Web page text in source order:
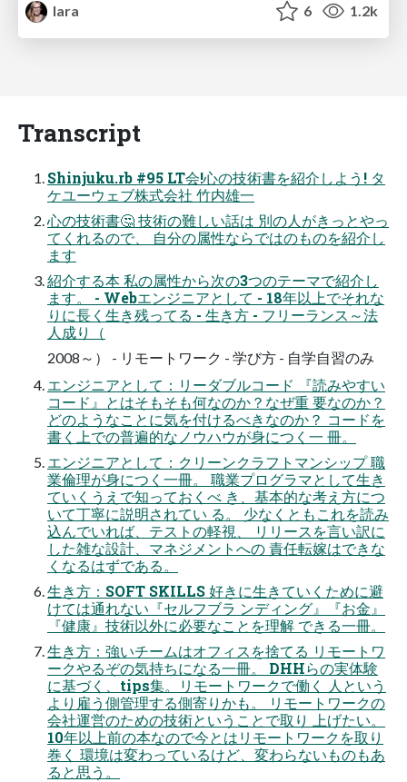
lara 6 1.2k
Transcript
Shinjuku.rb #95 LT会!心の技術書を紹介しよう! タ
ケユーウェブ株式会社 竹内雄一
心の技術書🤔 技術の難しい話は 別の人がきっとやっ
てくれるので、 自分の属性ならではのものを紹介し
ます
紹介する本 私の属性から次の3つのテーマで紹介し
ます。 - Webエンジニアとして - 18年以上でそれな
りに長く生き残ってる - 生き方 - フリーランス～法
人成り（
2008～） - リモートワーク - 学び方 - 自学自習のみ
エンジニアとして：リーダブルコード 『読みやすい
コード』とはそもそも何なのか？なぜ重 要なのか？
どのようなことに気を付けるべきなのか？ コードを
書く上での普遍的なノウハウが身につく一 冊。
エンジニアとして：クリーンクラフトマンシップ 職
業倫理が身につく一冊。 職業プログラマとして生き
ていくうえで知っておくべ き、基本的な考え方につ
いて丁寧に説明されてい る。 少なくともこれを読み
込んでいれば、テストの軽視、 リリースを言い訳に
した雑な設計、マネジメントへの 責任転嫁はできな
くなるはずである。
生き方：SOFT SKILLS 好きに生きていくために避
けては通れない『セルフブラ ンディング』『お金』
『健康』技術以外に必要なことを理解 できる一冊。
生き方：強いチームはオフィスを捨てる リモートワ
ークやるぞの気持ちになる一冊。 DHHらの実体験
に基づく、tips集。リモートワークで働く 人という
より雇う側管理する側寄りかも。 リモートワークの
会社運営のための技術ということで取り 上げたい。
10年以上前の本なので今とはリモートワークを取り
巻く 環境は変わっているけど、変わらないものもあ
ると思う。